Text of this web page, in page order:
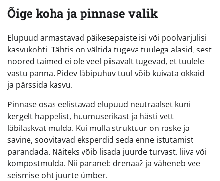
Õige koha ja pinnase valik
Elupuud armastavad päikesepaistelisi või poolvarjulisi
kasvukohti. Tähtis on vältida tugeva tuulega alasid, sest
noored taimed ei ole veel piisavalt tugevad, et tuulele
vastu panna. Pidev läbipuhuv tuul võib kuivata okkaid
ja pärssida kasvu.
Pinnase osas eelistavad elupuud neutraalset kuni
kergelt happelist, huumuserikast ja hästi vett
läbilaskvat mulda. Kui mulla struktuur on raske ja
savine, soovitavad eksperdid seda enne istutamist
parandada. Näiteks võib lisada juurde turvast, liiva või
kompostmulda. Nii paraneb drenaaž ja väheneb vee
seismise oht juurte ümber.